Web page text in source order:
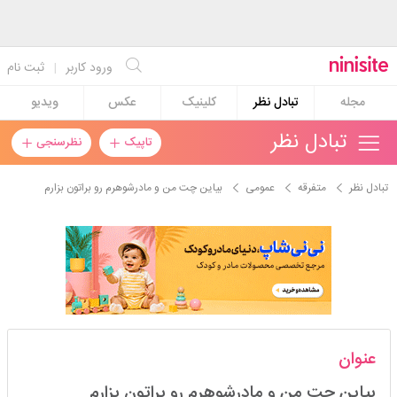
ثبت نام | ورود کاربر
مجله
تبادل نظر کلینیک عکس ویدیو
تاپیک نظرسنجی تبادل نظر
تبادل نظر متفرقه عمومی بیاین چت من و مادرشوهرم رو براتون بزارم
عنوان